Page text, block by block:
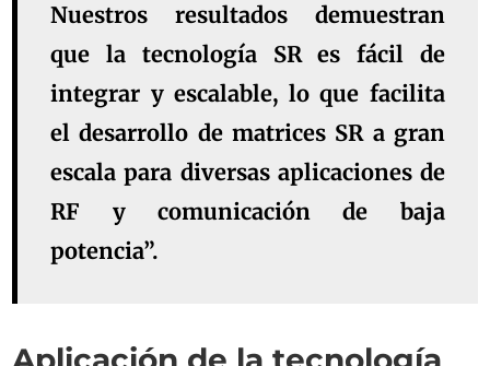
Nuestros resultados demuestran
que la tecnología SR es fácil de
integrar y escalable, lo que facilita
el desarrollo de matrices SR a gran
escala para diversas aplicaciones de
RF y comunicación de baja
potencia”.